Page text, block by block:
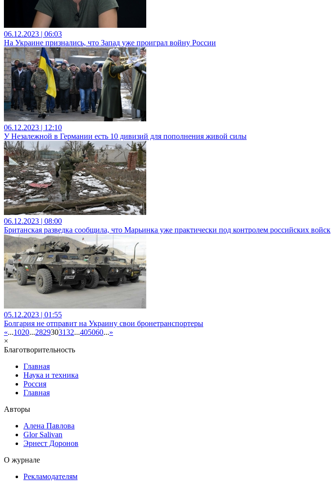
06.12.2023 | 06:03
На Украине признались, что Запад уже проиграл войну России
06.12.2023 | 12:10
У Незалежной в Германии есть 10 дивизий для пополнения живой силы
06.12.2023 | 08:00
Британская разведка сообщила, что Марьинка уже практически под контролем российских войск
05.12.2023 | 01:55
Болгария не отправит на Украину свои бронетранспортеры
«...1020...2829303132...405060...»
×
Благотворительность
Главная
Наука и техника
Россия
Главная
Авторы
Алена Павлова
Glor Salivan
Эрнест Доронов
О журнале
Рекламодателям